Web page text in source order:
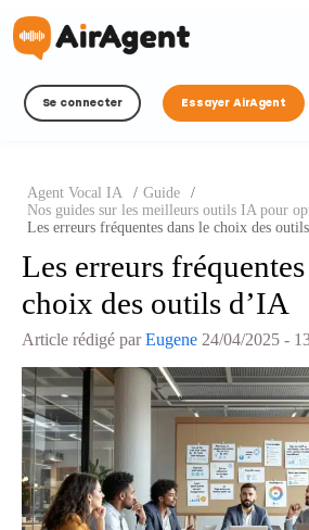
Se connecter Essayer AirAgent
Agent Vocal IA / Guide
/
Nos guides sur les meilleurs outils IA pour
Les erreurs fréquentes dans le choix des
Les erreurs
choix des outils d’IA
Article rédigé parEugene 24/04/2025 -